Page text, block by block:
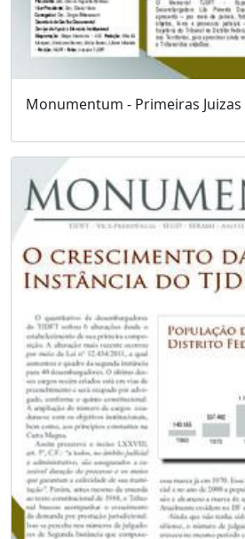
Monumentum - Primeiras Juizas